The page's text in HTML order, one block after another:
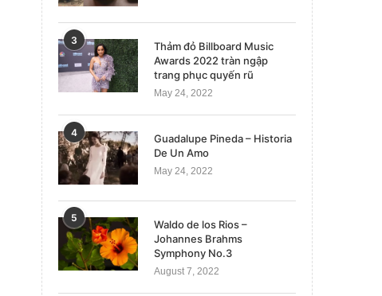
3
Thảm đỏ Billboard Music
Awards 2022 tràn ngập
trang phục quyến rũ
May 24, 2022
4
Guadalupe Pineda – Historia
De Un Amo
May 24, 2022
5
Waldo de los Rios –
Johannes Brahms
Symphony No.3
August 7, 2022